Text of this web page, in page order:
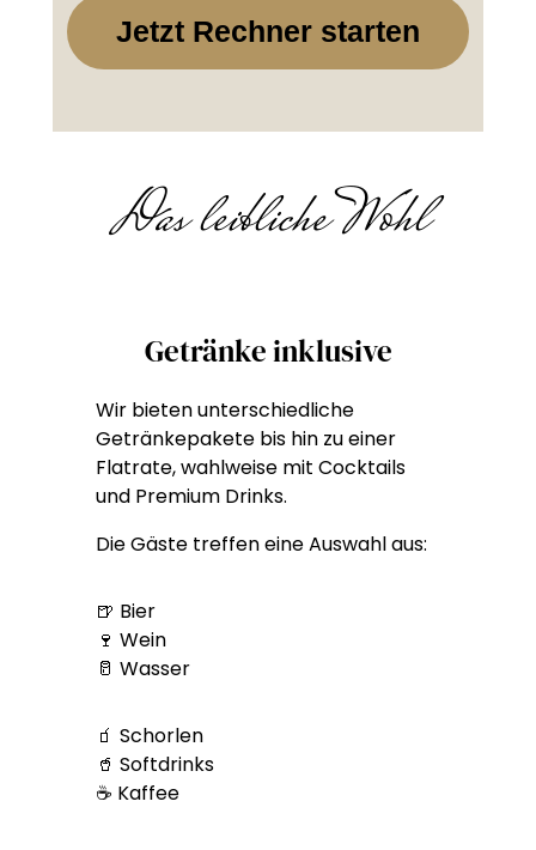
Jetzt Rechner starten
Das leibliche Wohl
Getränke inklusive
Wir bieten unterschiedliche
Getränkepakete bis hin zu einer
Flatrate, wahlweise mit Cocktails
und Premium Drinks.
Die Gäste treffen eine Auswahl aus:
🍺 Bier
🍷 Wein
🥛 Wasser
🧃 Schorlen
🥤 Softdrinks
☕ Kaffee